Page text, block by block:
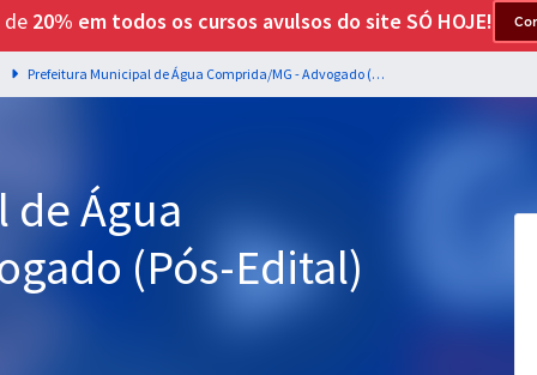
de 20% em todos os cursos avulsos do site SÓ HOJE!
Prefeitura Municipal de Água Comprida/MG - Advogado (Pós-Edital)
Água
(Pós-Edital)